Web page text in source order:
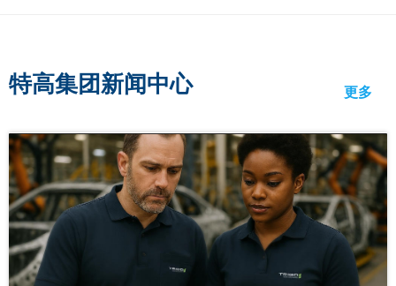
特高集团新闻中心 更多